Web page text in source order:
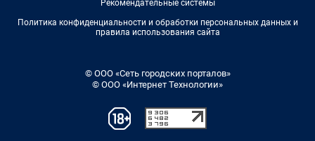
Рекомендательные системы
Политика конфиденциальности и обработки персональных данных и
правила использования сайта
© ООО «Сеть городских порталов»
© ООО «Интернет Технологии»